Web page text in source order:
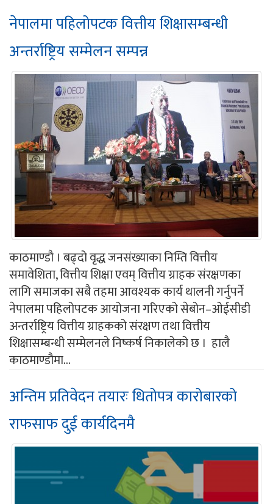
नेपालमा पहिलोपटक वित्तीय शिक्षासम्बन्धी
अन्तर्राष्ट्रिय सम्मेलन सम्पन्न
काठमाण्डौ । बढ्दो वृद्ध जनसंख्याका निम्ति वित्तीय
समावेशिता, वित्तीय शिक्षा एवम् वित्तीय ग्राहक संरक्षणका
लागि समाजका सबै तहमा आवश्यक कार्य थालनी गर्नुपर्ने
नेपालमा पहिलोपटक आयोजना गरिएको सेबोन–ओईसीडी
अन्तर्राष्ट्रिय वित्तीय ग्राहकको संरक्षण तथा वित्तीय
शिक्षासम्बन्धी सम्मेलनले निष्कर्ष निकालेको छ । हालै
काठमाण्डौमा...
अन्तिम प्रतिवेदन तयारः धितोपत्र कारोबारको
राफसाफ दुई कार्यदिनमै